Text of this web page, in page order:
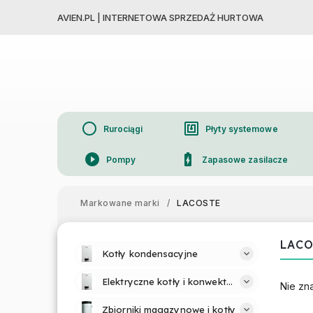
AVIEN.PL | INTERNETOWA SPRZEDAŻ HURTOWA
circle Rurociągi nfc Płyty systemowe
play_circle_filled Pompy battery_charging_full Zapasowe zasilacze
Markowane marki
/ LACOSTE
Kotły kondensacyjne
Elektryczne kotły i konwektory
Zbiorniki magazynowe i kotły
Nie